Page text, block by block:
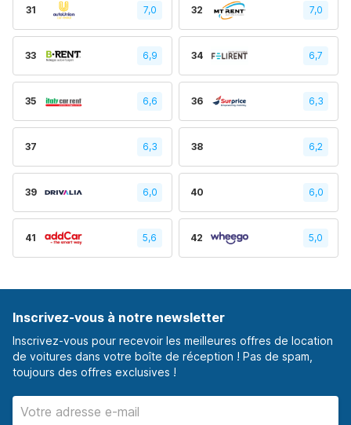
31 7,0 32 7,0
33 6,9 34 6,7
35 6,6 36 6,3
37 6,3 38 6,2
39 6,0 40 6,0
41 5,6 42 5,0
Inscrivez-vous à notre newsletter
Inscrivez-vous pour recevoir les meilleures offres de location
de voitures dans votre boîte de réception ! Pas de spam,
toujours des offres exclusives !